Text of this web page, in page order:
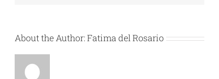
About the Author:Fatima del Rosario